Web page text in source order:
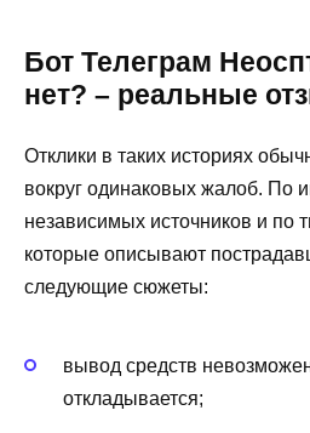
Бот Телеграм
нет? – реальные
Отклики в таких историях
вокруг одинаковых жалоб. По
независимых источников и по
которые описывают
следующие сюжеты:
вывод средств
откладывается;